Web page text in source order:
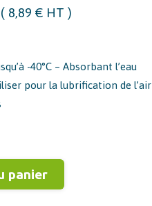
8,89 €HT )
-40°C – Absorbant l’eau
pour la lubrification de l’air
panier